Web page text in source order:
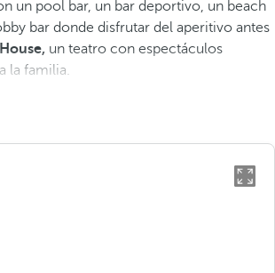
un pool bar, un bar deportivo, un beach
bar donde disfrutar del aperitivo antes
un teatro con espectáculos
la familia.